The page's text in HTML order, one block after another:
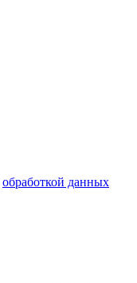
обработкой данных